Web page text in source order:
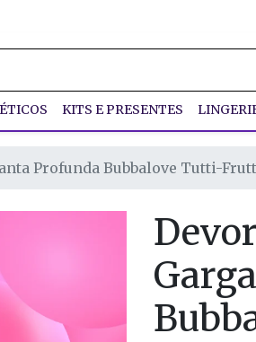
KITS E PRESENTES
Profunda Bubbalove Tutti-